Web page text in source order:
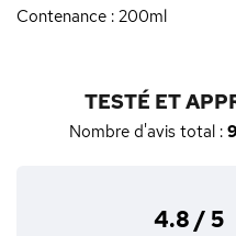
Contenance : 200ml
TESTÉ ET
Nombre d'avis total : 9
4.8 / 5